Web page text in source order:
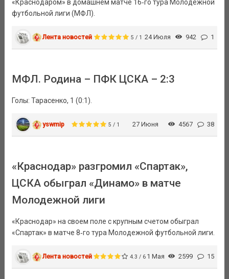
«Краснодаром» в домашнем матче 16‑го тура Молодежной
футбольной лиги (МФЛ).
Лента новостей 5 / 1 24 Июля 942 1
МФЛ. Родина – ПФК ЦСКА – 2:3
Голы: Тарасенко, 1 (0:1).
yswmip 5 / 1 27 Июня 4567 38
«Краснодар» разгромил «Спартак»,
ЦСКА обыграл «Динамо» в матче
Молодежной лиги
«Краснодар» на своем поле с крупным счетом обыграл
«Спартак» в матче 8‑го тура Молодежной футбольной лиги.
Лента новостей 4.3 / 6 1 Мая 2599 15